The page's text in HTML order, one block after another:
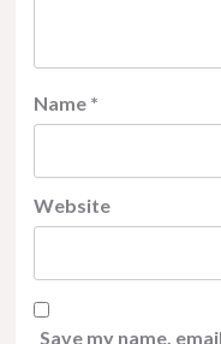
Name *
Website
Save my name,